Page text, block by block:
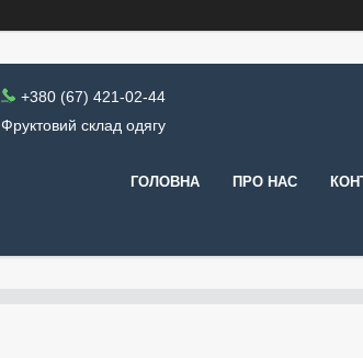
+380 (67) 421-02-44
Фруктовий склад одягу
ГОЛОВНА ПРО НАС